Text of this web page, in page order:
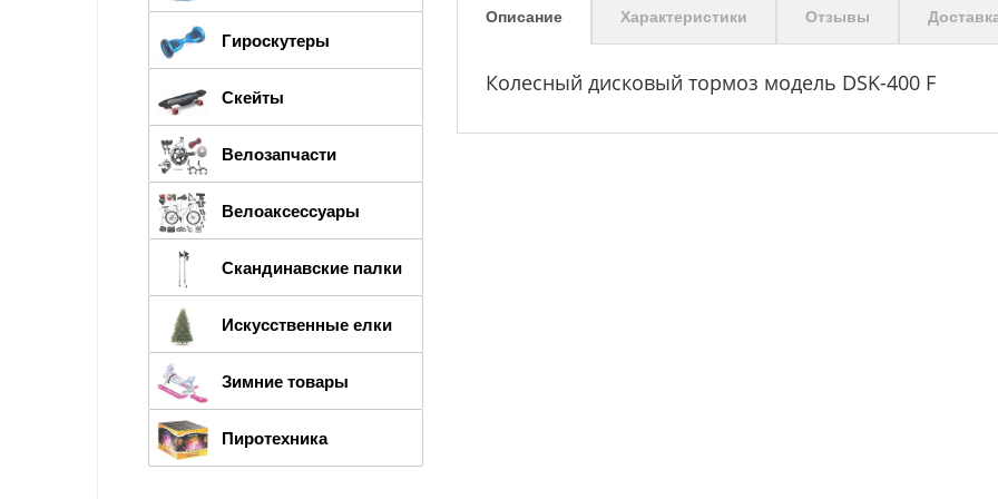
Описание Характеристики Отзывы
Колесный дисковый тормоз модель DSK-400 F
Гироскутеры
Скейты
Велозапчасти
Велоаксессуары
Скандинавские палки
Искусственные елки
Зимние товары
Пиротехника